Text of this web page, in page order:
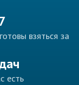
взяться за
есть